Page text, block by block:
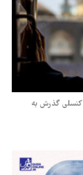
کنسلی گذرش به